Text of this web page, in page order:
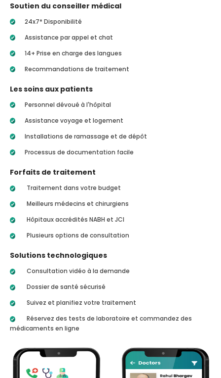
Soutien du conseiller médical
24x7* Disponibilité
Assistance par appel et chat
14+ Prise en charge des langues
Recommandations de traitement
Les soins aux patients
Personnel dévoué à l'hôpital
Assistance voyage et logement
Installations de ramassage et de dépôt
Processus de documentation facile
Forfaits de traitement
Traitement dans votre budget
Meilleurs médecins et chirurgiens
Hôpitaux accrédités NABH et JCI
Plusieurs options de consultation
Solutions technologiques
Consultation vidéo à la demande
Dossier de santé sécurisé
Suivez et planifiez votre traitement
Réservez des tests de laboratoire et commandez des
médicaments en ligne